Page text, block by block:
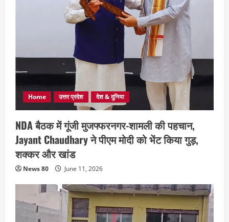
Home उत्तर प्रदेश देश & दुनिया
NDA बैठक में गूंजी मुजफ्फरनगर-शामली की पहचान,
Jayant Chaudhary ने पीएम मोदी को भेंट किया गुड़,
शक्कर और खांड
News 80 June 11, 2026